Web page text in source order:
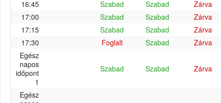
16:45
Szabad Szabad
Zárva
17:00
Szabad Szabad
Zárva
17:15
Szabad Szabad
Zárva
17:30
Foglalt Szabad
Zárva
Egész
napos
időpont
1
Szabad Szabad Zárva
Egész